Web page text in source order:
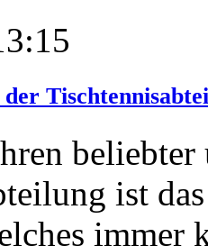
ist
immer